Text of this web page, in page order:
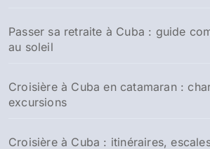
Passer sa retraite à Cuba : guide
au soleil
Croisière à Cuba en catamaran :
excursions
Croisière à Cuba : itinéraires,